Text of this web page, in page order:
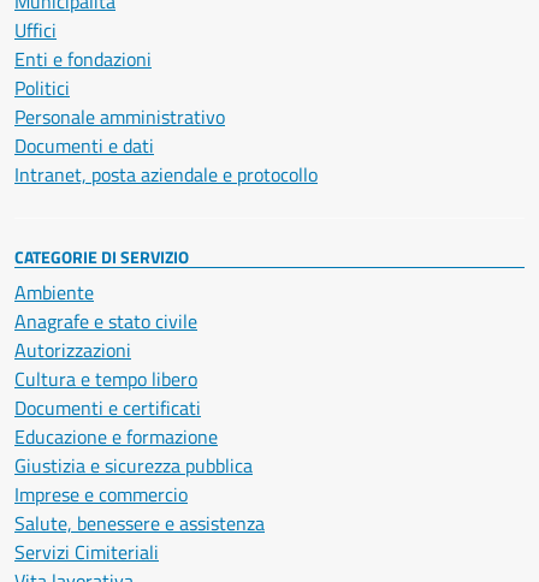
Uffici
Enti e fondazioni
Politici
Personale amministrativo
Documenti e dati
Intranet, posta aziendale e protocollo
CATEGORIE DI SERVIZIO
Ambiente
Anagrafe e stato civile
Autorizzazioni
Cultura e tempo libero
Documenti e certificati
Educazione e formazione
Giustizia e sicurezza pubblica
Imprese e commercio
Salute, benessere e assistenza
Servizi Cimiteriali